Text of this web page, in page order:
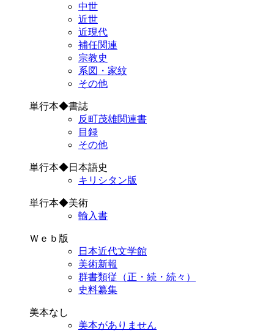
中世
近世
近現代
補任関連
宗教史
系図・家紋
その他
単行本◆書誌
反町茂雄関連書
目録
その他
単行本◆日本語史
キリシタン版
単行本◆美術
輸入書
Ｗｅｂ版
日本近代文学館
美術新報
群書類従（正・続・続々）
史料纂集
美本なし
美本がありません